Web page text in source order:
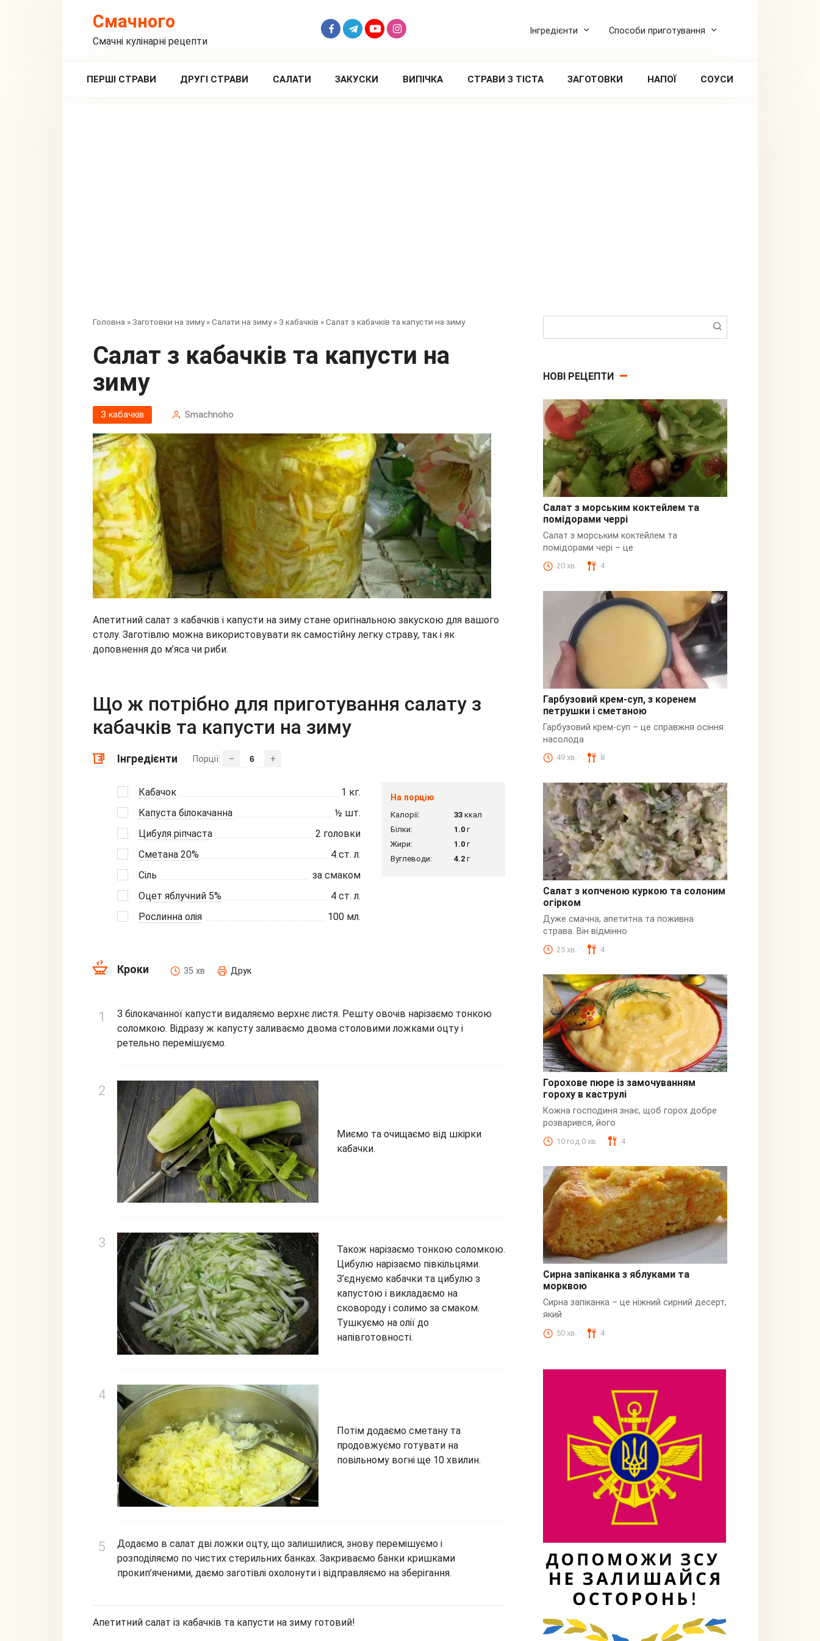
Смачного
Смачні кулінарні рецепти
Інгредієнти Способи приготування
ПЕРШІ СТРАВИ ДРУГІ СТРАВИ САЛАТИ ЗАКУСКИ ВИПІЧКА СТРАВИ З ТІСТА ЗАГОТОВКИ НАПОЇ СОУСИ
Головна » Заготовки на зиму»Салати на зиму» З кабачків »Салат з кабачків та капусти на зиму
Салат з кабачків та капусти на
зиму
З кабачків Smachnoho
Апетитний салат з кабачків і капусти на зиму стане оригінальною закускою для вашого
столу. Заготівлю можна використовувати як самостійну легку страву, так і як
доповнення до м’яса чи риби.
Що ж потрібно для приготування салату з
кабачків та капусти на зиму
Інгредієнти Порції: – +
Кабачок 1 кг.
Капуста білокачанна
½ шт.
Цибуля ріпчаста
2 головки
Сметана 20%
4 ст. л.
Сіль
за смаком
Оцет яблучний 5%
4 ст. л.
Рослинна олія
100 мл.
На порцію
Калорії: 33ккал
Білки:
1.0г
Жири:
1.0г
Вуглеводи:
4.2г
Кроки 35 хв Друк
З білокачанної капусти видаляємо верхнє листя. Решту овочів нарізаємо тонкою
соломкою. Відразу ж капусту заливаємо двома столовими ложками оцту і
ретельно перемішуємо.
Миємо та очищаємо від шкірки
кабачки.
Також нарізаємо тонкою соломкою.
Цибулю нарізаємо півкільцями.
З’єднуємо кабачки та цибулю з
капустою і викладаємо на
сковороду і солимо за смаком.
Тушкуємо на олії до
напівготовності.
Потім додаємо сметану та
продовжуємо готувати на
повільному вогні ще 10 хвилин.
Додаємо в салат дві ложки оцту, що залишилися, знову перемішуємо і
розподіляємо по чистих стерильних банках. Закриваємо банки кришками
прокип’яченими, даємо заготівлі охолонути і відправляємо на зберігання.
Апетитний салат із кабачків та капусти на зиму готовий!
НОВІ РЕЦЕПТИ
З кальмарами
Салат з морським коктейлем та
помідорами черрі
Салат з морським коктейлем та
помідорами чері – це
20 хв 4
Гарбузовий
Гарбузовий крем-суп, з коренем
петрушки і сметаною
Гарбузовий крем-суп – це справжня осіння
насолода
49 хв 8
З куркою
Салат з копченою куркою та солоним
огірком
Дуже смачна, апетитна та поживна
страва. Він відмінно
25 хв 4
Пюре
Горохове пюре із замочуванням
гороху в каструлі
Кожна господиня знає, щоб горох добре
розварився, його
10 год 0 хв 4
Сирна
Сирна запіканка з яблуками та
морквою
Сирна запіканка – це ніжний сирний десерт,
який
50 хв 4